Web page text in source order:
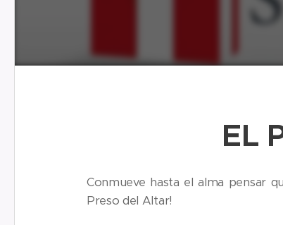
EL
Conmueve hasta el alma pensar
Preso del Altar!